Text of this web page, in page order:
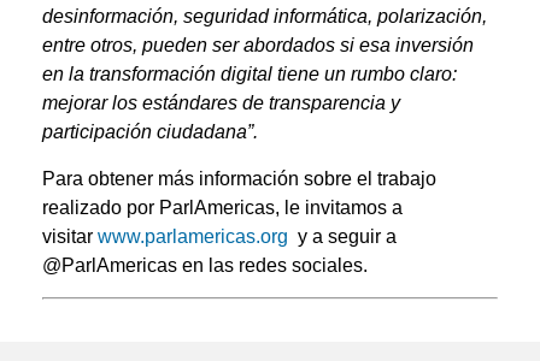
desinformación, seguridad informática, polarización,
entre otros, pueden ser abordados si esa inversión
en la transformación digital tiene un rumbo claro:
mejorar los estándares de transparencia y
participación ciudadana”.
Para obtener más información sobre el trabajo
realizado por ParlAmericas, le invitamos a
visitar www.parlamericas.org y a seguir a
@ParlAmericas en las redes sociales.